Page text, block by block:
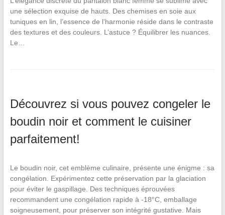
une sélection exquise de hauts. Des chemises en soie aux
tuniques en lin, l’essence de l’harmonie réside dans le contraste
des textures et des couleurs. L’astuce ? Équilibrer les nuances.
Le…
Découvrez si vous pouvez congeler le
boudin noir et comment le cuisiner
parfaitement!
Le boudin noir, cet emblème culinaire, présente une énigme : sa
congélation. Expérimentez cette préservation par la glaciation
pour éviter le gaspillage. Des techniques éprouvées
recommandent une congélation rapide à -18°C, emballage
soigneusement, pour préserver son intégrité gustative. Mais